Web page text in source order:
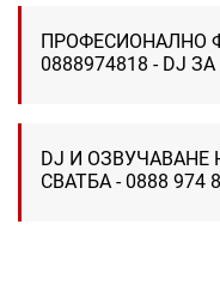
ПРОФЕСИОНАЛНО
0888974818 - DJ
DJ И ОЗВУЧАВАНЕ
СВАТБА - 0888 974